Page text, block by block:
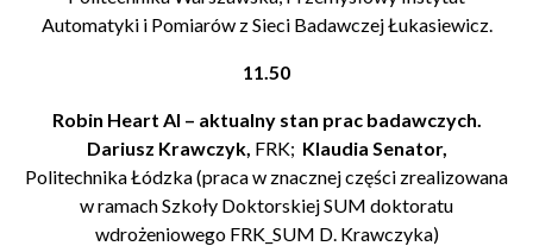
Automatyki i Pomiarów z Sieci Badawczej Łukasiewicz.
11.50
Robin Heart AI – aktualny stan prac badawczych.
Dariusz Krawczyk, FRK; Klaudia Senator,
Politechnika Łódzka (praca w znacznej części zrealizowana
w ramach Szkoły Doktorskiej SUM doktoratu
wdrożeniowego FRK_SUM D. Krawczyka)